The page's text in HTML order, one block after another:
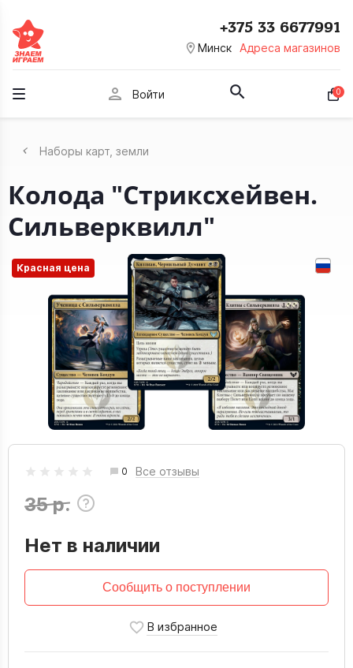
room Минск Адреса магазинов
+375 33 6677991
person Войти 0
Наборы карт, земли
Колода "Стриксхейвен.
Сильверквилл"
Красная цена
0 Все отзывы
35 р.
Нет в наличии
Сообщить о поступлении